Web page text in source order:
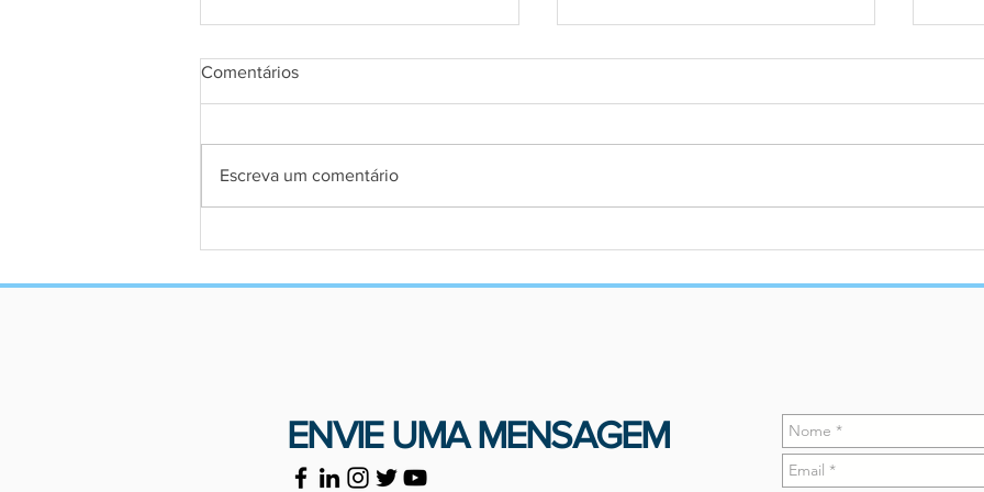
Doutorado em Direito pela
Comentários
Escreva um comentário
ENVIE UMA MENSAGEM